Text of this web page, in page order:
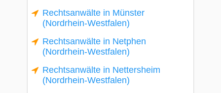
Rechtsanwälte in Münster
(Nordrhein-Westfalen)
Rechtsanwälte in Netphen
(Nordrhein-Westfalen)
Rechtsanwälte in Nettersheim
(Nordrhein-Westfalen)